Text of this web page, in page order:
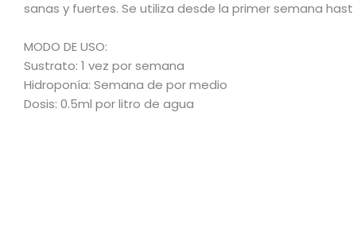
sanas y fuertes. Se utiliza desde la primer semana
MODO DE USO:
Sustrato: 1 vez por semana
Hidroponía: Semana de por medio
Dosis: 0.5ml por litro de agua